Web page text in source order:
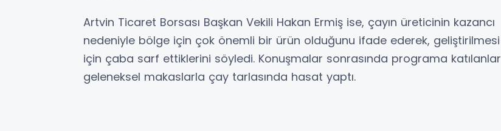
Artvin Ticaret Borsası Başkan Vekili Hakan Ermiş ise, çayın üreticinin kazancı
nedeniyle bölge için çok önemli bir ürün olduğunu ifade ederek, geliştirilmesi
için çaba sarf ettiklerini söyledi. Konuşmalar sonrasında programa katılanlar
geleneksel makaslarla çay tarlasında hasat yaptı.